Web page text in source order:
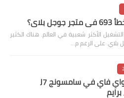
الأكثر شعبية في العالم. هناك الكثير
بلاي. على الرغم م…
حل مشكلة الواي فاي في سامسونج J7